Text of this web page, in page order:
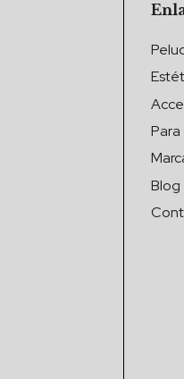
Para
Blog